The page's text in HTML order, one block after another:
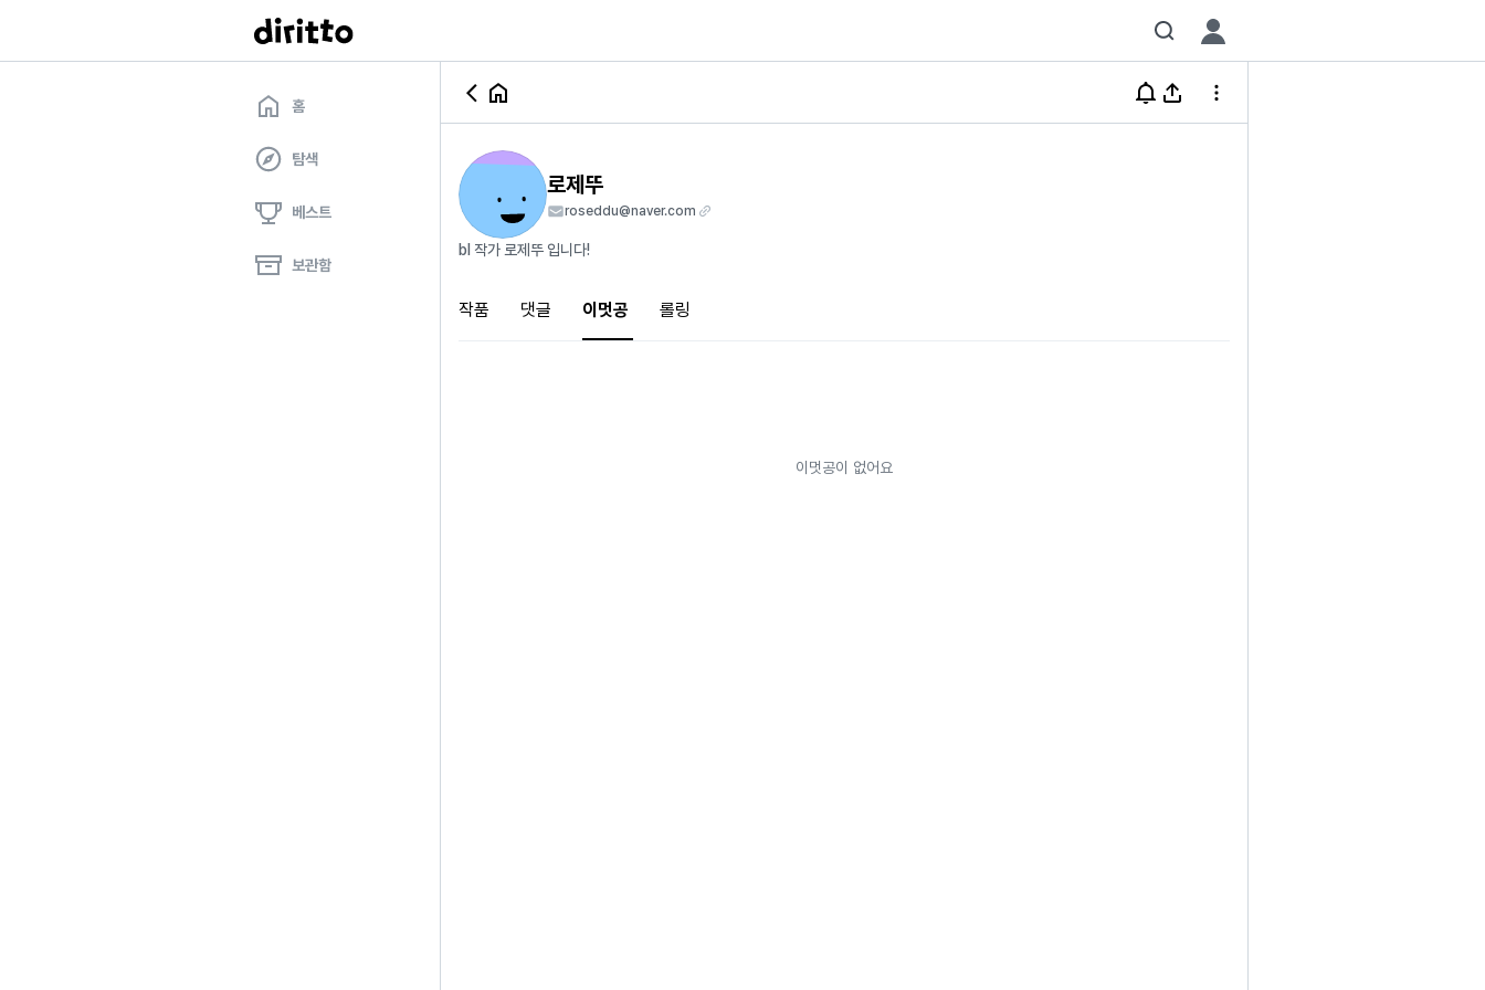
홈
탐색
베스트
보관함
로제뚜
roseddu@naver.com
bl 작가 로제뚜 입니다!
작품 댓글 이멋공 롤링
이멋공이 없어요